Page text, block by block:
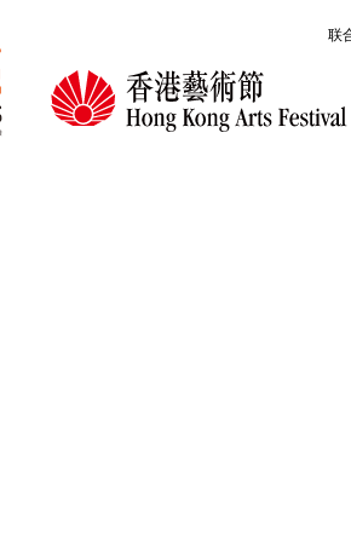
联
无限亮